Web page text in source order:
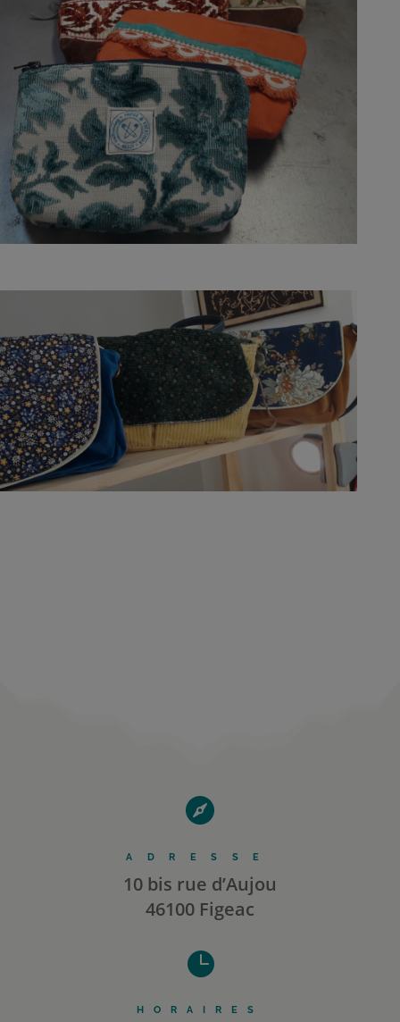

ADRESSE
10 bis rue d’Aujou
46100 Figeac

HORAIRES